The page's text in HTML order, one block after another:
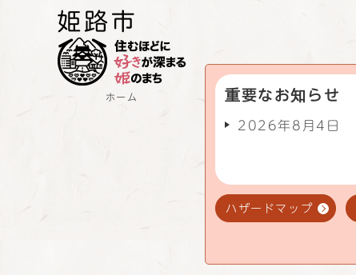
ホーム 重要なお知らせ
2026年8月4日
ハザードマップ